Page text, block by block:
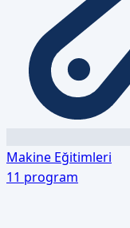
Makine Eğitimleri
11 program